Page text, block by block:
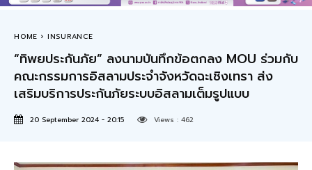
HOME INSURANCE
“ทิพยประกันภัย” ลงนามบันทึกข้อตกลง MOU ร่วมกับ
คณะกรรมการอิสลามประจำจังหวัดฉะเชิงเทรา ส่ง
เสริมบริการประกันภัยระบบอิสลามเต็มรูปแบบ
20 September 2024 - 20:15 Views : 462